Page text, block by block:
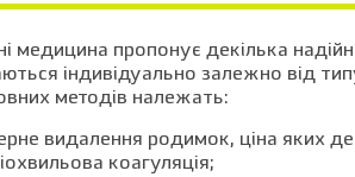
медицина пропонує декілька
індивідуально залежно від
методів належать:
видалення родимок, ціна яких
коагуляція;